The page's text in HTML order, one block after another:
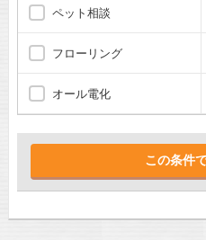
ペット相談
フローリング
オール電化